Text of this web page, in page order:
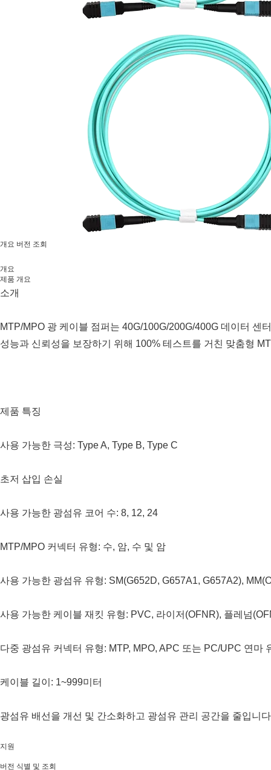
개요 버전 조회
개요
제품 개요
소개
MTP/MPO 광 케이블 점퍼는 40G/100G/200G/400G 데이터 센
성능과 신뢰성을 보장하기 위해 100% 테스트를 거친 맞춤형
제품 특징
사용 가능한 극성: Type A, Type B, Type C
초저 삽입 손실
사용 가능한 광섬유 코어 수: 8, 12, 24
MTP/MPO 커넥터 유형: 수, 암, 수 및 암
사용 가능한 광섬유 유형: SM(G652D, G657A1, G657A2),
사용 가능한 케이블 재킷 유형: PVC, 라이저(OFNR), 플레넘
다중 광섬유 커넥터 유형: MTP, MPO, APC 또는 PC/UPC 연마
케이블 길이: 1~999미터
광섬유 배선을 개선 및 간소화하고 광섬유 관리 공간을 줄입니다
지원
버전 식별 및 조회